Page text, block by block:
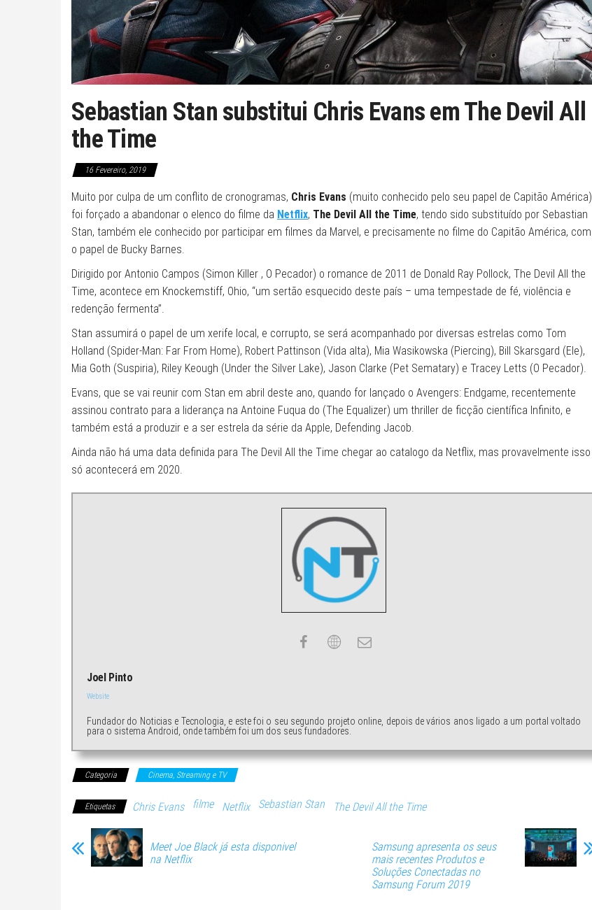
Sebastian Stan substitui Chris Evans em The Devil All
the Time
16 Fevereiro, 2019
Muito por culpa de um conflito de cronogramas, Chris Evans (muito conhecido pelo seu papel de Capitão América)
foi forçado a abandonar o elenco do filme da Netflix, The Devil All the Time, tendo sido substituído por Sebastian
Stan, também ele conhecido por participar em filmes da Marvel, e precisamente no filme do Capitão América, com
o papel de Bucky Barnes.
Dirigido por Antonio Campos (Simon Killer , O Pecador) o romance de 2011 de Donald Ray Pollock, The Devil All the
Time, acontece em Knockemstiff, Ohio, “um sertão esquecido deste país – uma tempestade de fé, violência e
redenção fermenta”.
Stan assumirá o papel de um xerife local, e corrupto, se será acompanhado por diversas estrelas como Tom
Holland (Spider-Man: Far From Home), Robert Pattinson (Vida alta), Mia Wasikowska (Piercing), Bill Skarsgard (Ele),
Mia Goth (Suspiria), Riley Keough (Under the Silver Lake), Jason Clarke (Pet Sematary) e Tracey Letts (O Pecador).
Evans, que se vai reunir com Stan em abril deste ano, quando for lançado o Avengers: Endgame, recentemente
assinou contrato para a liderança na Antoine Fuqua do (The Equalizer) um thriller de ficção científica Infinito, e
também está a produzir e a ser estrela da série da Apple, Defending Jacob.
Ainda não há uma data definida para The Devil All the Time chegar ao catalogo da Netflix, mas provavelmente isso
só acontecerá em 2020.
Joel Pinto
Website
Fundador do Noticias e Tecnologia, e este foi o seu segundo projeto online, depois de vários anos ligado a um portal voltado
para o sistema Android, onde também foi um dos seus fundadores.
Categoria Cinema, Streaming e TV
Etiquetas Chris Evans filme Netflix Sebastian Stan The Devil All the Time
Meet Joe Black já esta disponivel
na Netflix
Samsung apresenta os seus
mais recentes Produtos e
Soluções Conectadas no
Samsung Forum 2019